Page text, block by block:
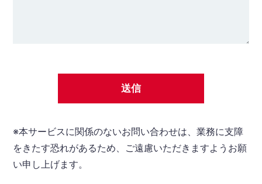
送信
※本サービスに関係のないお問い合わせは、業務に支障
をきたす恐れがあるため、ご遠慮いただきますようお願
い申し上げます。